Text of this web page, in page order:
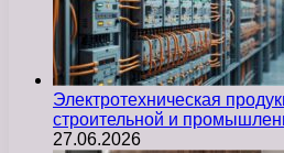
Электротехническая
строительной и
27.06.2026